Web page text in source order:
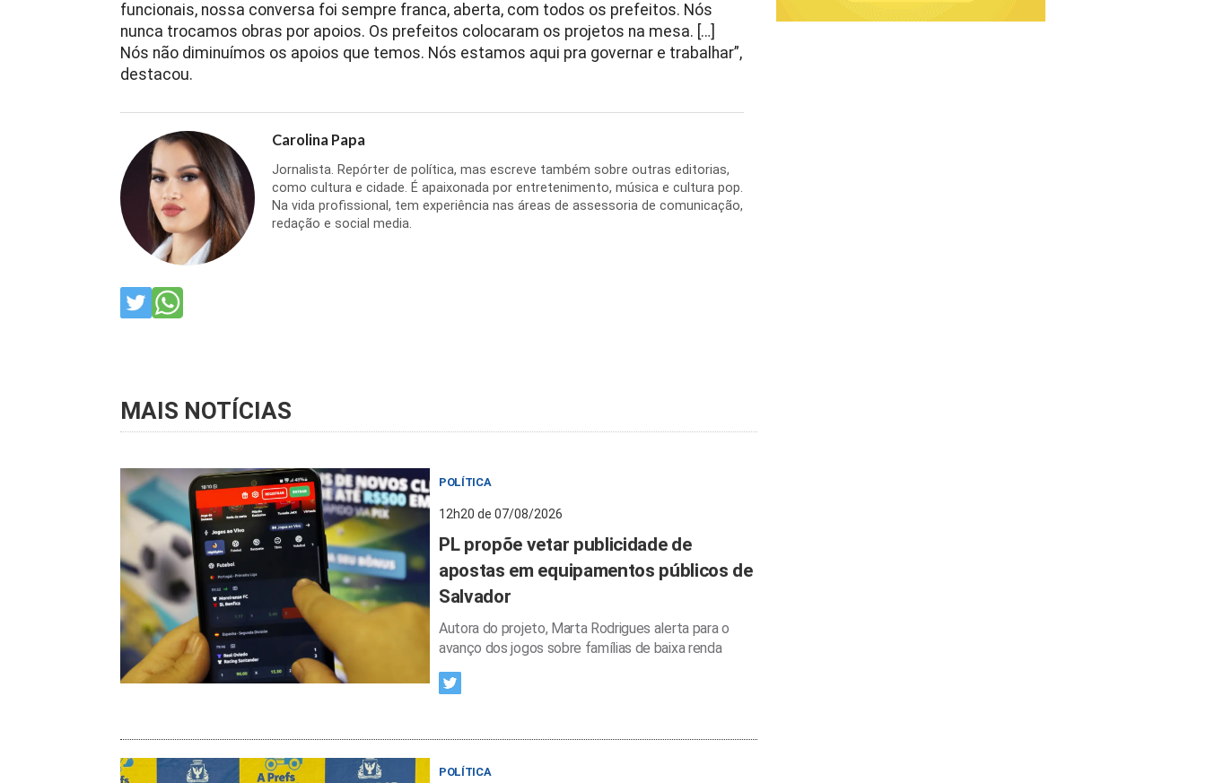
funcionais, nossa conversa foi sempre franca, aberta, com todos os prefeitos. Nós
nunca trocamos obras por apoios. Os prefeitos colocaram os projetos na mesa. […]
Nós não diminuímos os apoios que temos. Nós estamos aqui pra governar e trabalhar”,
destacou.
Carolina Papa
Jornalista. Repórter de política, mas escreve também sobre outras editorias,
como cultura e cidade. É apaixonada por entretenimento, música e cultura pop.
Na vida profissional, tem experiência nas áreas de assessoria de comunicação,
redação e social media.
MAIS NOTÍCIAS
POLÍTICA
12h20 de 07/08/2026
PL propõe vetar publicidade de
apostas em equipamentos públicos de
Salvador
Autora do projeto, Marta Rodrigues alerta para o
avanço dos jogos sobre famílias de baixa renda
POLÍTICA